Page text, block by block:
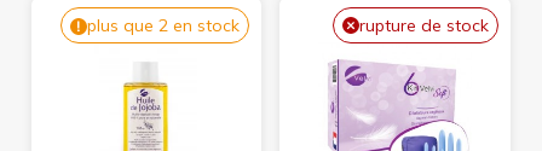
plus que 2 en stock rupture de stock